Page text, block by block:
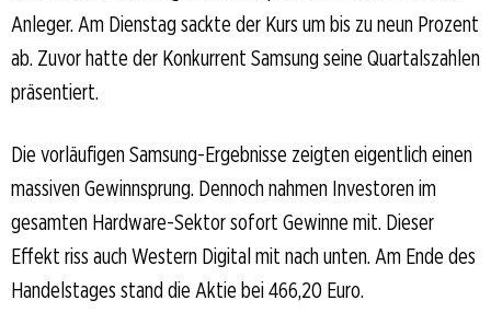
Anleger. Am Dienstag sackte der Kurs um bis zu neun Prozent
ab. Zuvor hatte der Konkurrent Samsung seine Quartalszahlen
präsentiert.
Die vorläufigen Samsung-Ergebnisse zeigten eigentlich einen
massiven Gewinnsprung. Dennoch nahmen Investoren im
gesamten Hardware-Sektor sofort Gewinne mit. Dieser
Effekt riss auch Western Digital mit nach unten. Am Ende des
Handelstages stand die Aktie bei 466,20 Euro.